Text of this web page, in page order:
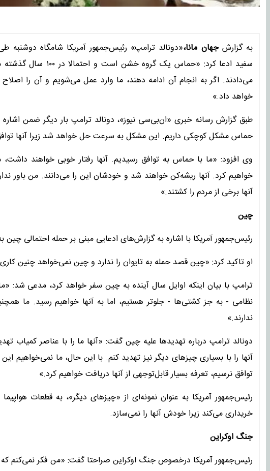
به گزارش جهان مانا،«دونالد ترامپ» رئیس‌جمهور آمریکا شامگاه دوشنبه
سفید ادعا کرد: «حماس
می‌دادند. اگر به انجام آن ادامه دهند، ما وارد عمل می‌شویم و آن را
خواهد داد.»
طبق گزارش رسانه خبری «ان‌بی‌سی نیوز»، دونالد ترامپ بار دیگر ضمن
حماس مشکل کوچکی داریم. این مشکل به سرعت حل خواهد شد زیرا آنها
وی افزود: «ما با حماس به توافق رسیدیم. آنها رفتار خوبی خواهند داشت،
خواهیم کرد. آنها ریشه‌کن خواهند شد و خودشان این را می‌دانند. من باور
آنها برخی از مردم را کشتند.»
چین
رئیس‌جمهور آمریکا با اشاره به گزارش‌های ادعایی مبنی بر حمله احتمالی
او تاکید کرد: «چین قصد حمله به تایوان را ندارد و چین نمی‌خواهد چنین
ترامپ با بیان اینکه اوایل سال آینده به چین سفر خواهد کرد، مدعی شد:
نظامی - به جز کشتی‌ها - جلوتر هستیم، اما به آنها خواهیم رسید. ما
ندارند.»
دونالد ترامپ درباره تهدیدها علیه چین گفت: «آنها ما را با عناصر کمیاب
آنها را با بسیاری چیزهای دیگر نیز تهدید کنم. با این حال، ما نمی‌خواهیم
توافق نرسیم، تعرفه بسیار قابل‌توجهی از آنها دریافت خواهیم کرد.»
رئیس‌جمهور آمریکا به عنوان نمونه‌ای از «چیزهای دیگر»، به قطعات
خریداری می‌کند زیرا خودش آنها را نمی‌سازد.
جنگ اوکراین
رئیس‌جمهور آمریکا درخصوص جنگ اوکراین صراحتا گفت: «من فکر نمی‌کنم که